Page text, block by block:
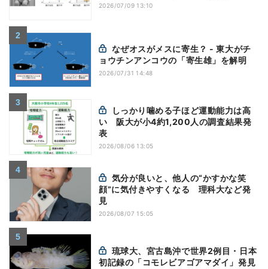
2026/07/09 13:10
ョウチンアンコウの「寄生雄」を解明
2026/07/31 14:48
い 阪大が小4約1,200人の調査結果発
表
2026/08/06 13:05
顔”に気付きやすくなる 理科大など発
見
2026/08/07 15:05
初記録の「コモレビアゴアマダイ」発見